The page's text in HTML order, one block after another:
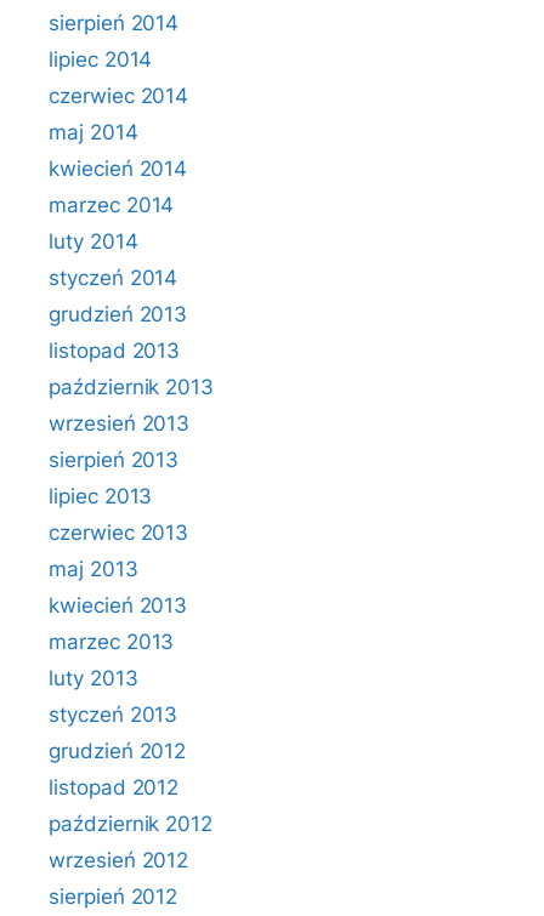
sierpień 2014
lipiec 2014
czerwiec 2014
maj 2014
kwiecień 2014
marzec 2014
luty 2014
styczeń 2014
grudzień 2013
listopad 2013
październik 2013
wrzesień 2013
sierpień 2013
lipiec 2013
czerwiec 2013
maj 2013
kwiecień 2013
marzec 2013
luty 2013
styczeń 2013
grudzień 2012
listopad 2012
październik 2012
wrzesień 2012
sierpień 2012